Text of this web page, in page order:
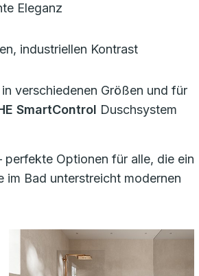
Eleganz
industriellen Kontrast
verschiedenen Größen und für
SmartControl Duschsystem
perfekte Optionen für alle, die ein
im Bad unterstreicht modernen